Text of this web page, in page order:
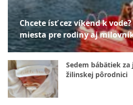
Chcete ísť cez víkend k
miesta pre rodiny aj
Sedem bábätiek
žilinskej pôrodnici